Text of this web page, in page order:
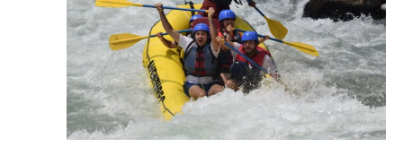
d
e
E
v